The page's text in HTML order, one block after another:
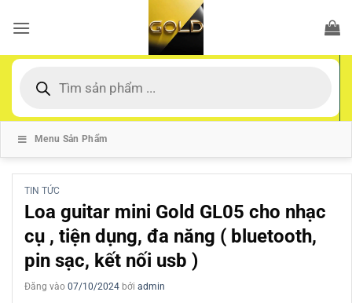
qua
dung
kiếm
Menu Sản Phẩm
TIN TỨC
Loa guitar mini Gold GL05 cho nhạc
cụ , tiện dụng, đa năng ( bluetooth,
pin sạc, kết nối usb )
Đăng vào 07/10/2024 bởi admin